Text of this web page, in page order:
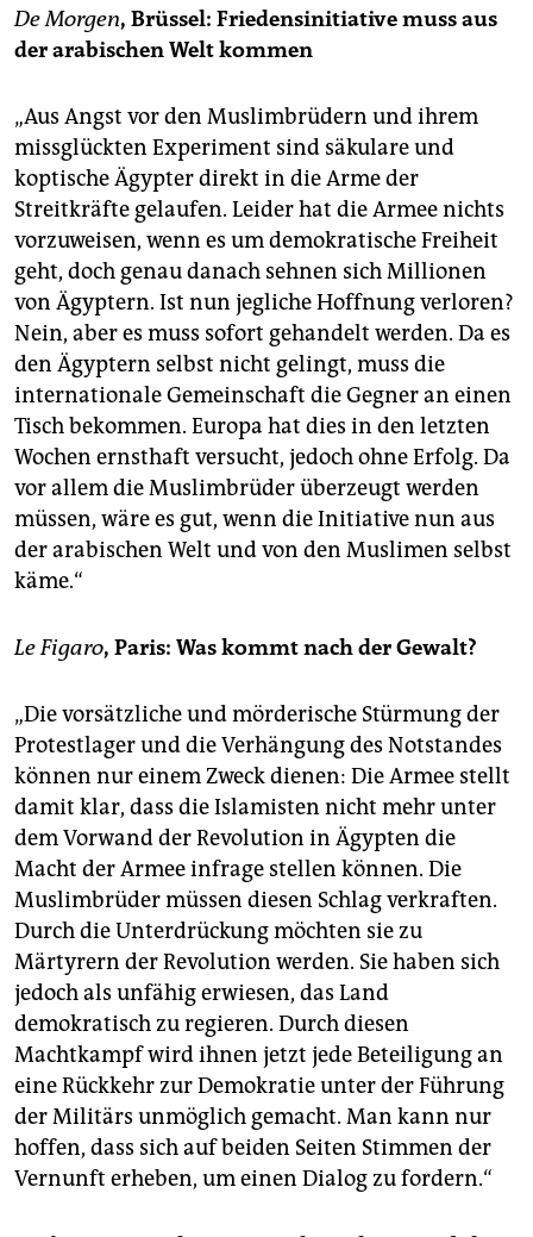
De Morgen, Brüssel: Friedensinitiative muss aus
der arabischen Welt kommen
„Aus Angst vor den Muslimbrüdern und ihrem
missglückten Experiment sind säkulare und
koptische Ägypter direkt in die Arme der
Streitkräfte gelaufen. Leider hat die Armee nichts
vorzuweisen, wenn es um demokratische Freiheit
geht, doch genau danach sehnen sich Millionen
von Ägyptern. Ist nun jegliche Hoffnung verloren?
Nein, aber es muss sofort gehandelt werden. Da es
den Ägyptern selbst nicht gelingt, muss die
internationale Gemeinschaft die Gegner an einen
Tisch bekommen. Europa hat dies in den letzten
Wochen ernsthaft versucht, jedoch ohne Erfolg. Da
vor allem die Muslimbrüder überzeugt werden
müssen, wäre es gut, wenn die Initiative nun aus
der arabischen Welt und von den Muslimen selbst
käme.“
Le Figaro, Paris: Was kommt nach der Gewalt?
„Die vorsätzliche und mörderische Stürmung der
Protestlager und die Verhängung des Notstandes
können nur einem Zweck dienen: Die Armee stellt
damit klar, dass die Islamisten nicht mehr unter
dem Vorwand der Revolution in Ägypten die
Macht der Armee infrage stellen können. Die
Muslimbrüder müssen diesen Schlag verkraften.
Durch die Unterdrückung möchten sie zu
Märtyrern der Revolution werden. Sie haben sich
jedoch als unfähig erwiesen, das Land
demokratisch zu regieren. Durch diesen
Machtkampf wird ihnen jetzt jede Beteiligung an
eine Rückkehr zur Demokratie unter der Führung
der Militärs unmöglich gemacht. Man kann nur
hoffen, dass sich auf beiden Seiten Stimmen der
Vernunft erheben, um einen Dialog zu fordern.“